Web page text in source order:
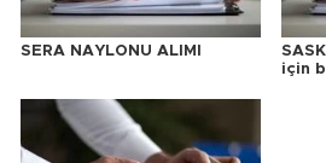
SERA NAYLONU ALIMI
için